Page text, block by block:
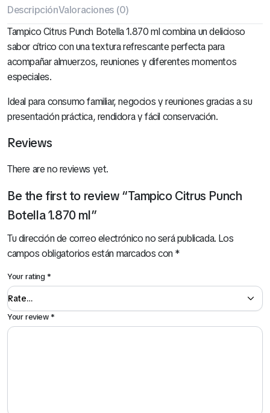
DescripciónValoraciones (0)
Tampico Citrus Punch Botella 1.870 ml combina un delicioso
sabor cítrico con una textura refrescante perfecta para
acompañar almuerzos, reuniones y diferentes momentos
especiales.
Ideal para consumo familiar, negocios y reuniones gracias a su
presentación práctica, rendidora y fácil conservación.
Reviews
There are no reviews yet.
Be the first to review “Tampico Citrus Punch
Botella 1.870 ml”
Tu dirección de correo electrónico no será publicada. Los
campos obligatorios están marcados con*
Your rating*
Your review*